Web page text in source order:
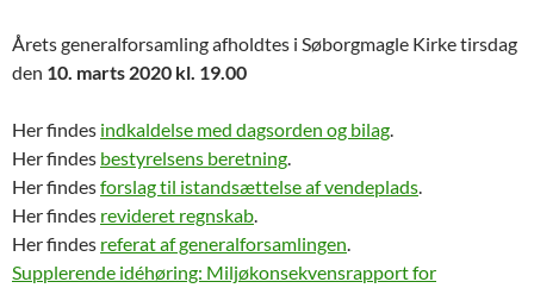
Årets generalforsamling afholdtes i Søborgmagle Kirke tirsdag
den 10. marts 2020 kl. 19.00
Her findes indkaldelse med dagsorden og bilag.
Her findes bestyrelsens beretning.
Her findesforslag til istandsættelse af vendeplads.
Her findes revideret regnskab.
Her findes referat af generalforsamlingen.
Supplerende idéhøring: Miljøkonsekvensrapport for